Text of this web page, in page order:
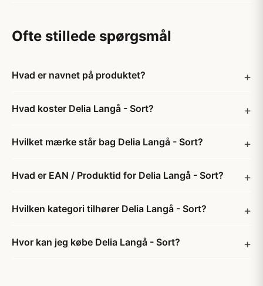
Ofte stillede spørgsmål
Hvad er navnet på produktet?
Hvad koster Delia Langå - Sort?
Hvilket mærke står bag Delia Langå - Sort?
Hvad er EAN / Produktid for Delia Langå - Sort?
Hvilken kategori tilhører Delia Langå - Sort?
Hvor kan jeg købe Delia Langå - Sort?